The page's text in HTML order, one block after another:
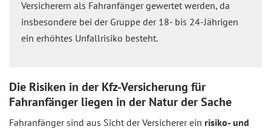
Versicherern als Fahranfänger gewertet werden, da
insbesondere bei der Gruppe der 18- bis 24-Jährigen
ein erhöhtes Unfallrisiko besteht.
Die Risiken in der Kfz-Versicherung für
Fahranfänger liegen in der Natur der Sache
Fahranfänger sind aus Sicht der Versicherer ein risiko- und